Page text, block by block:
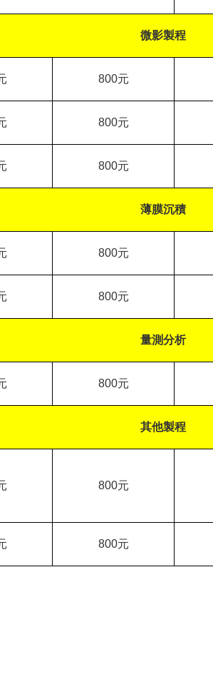
微影製程
800元
800元
800元
薄膜沉積
800元
800元
量測分析
800元
其他製程
800元
800元